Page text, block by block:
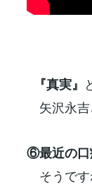
『真実』
矢沢永吉
⑥最近の口
そうです